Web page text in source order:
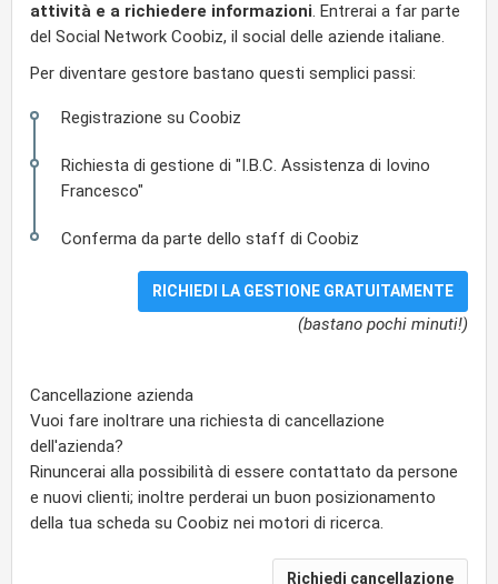
attività e a richiedere informazioni. Entrerai a far parte
del Social Network Coobiz, il social delle aziende italiane.
Per diventare gestore bastano questi semplici passi:
Registrazione su Coobiz
Richiesta di gestione di "I.B.C. Assistenza di Iovino
Francesco"
Conferma da parte dello staff di Coobiz
(bastano pochi minuti!)
Cancellazione azienda
Vuoi fare inoltrare una richiesta di cancellazione
dell'azienda?
Rinuncerai alla possibilità di essere contattato da persone
e nuovi clienti; inoltre perderai un buon posizionamento
della tua scheda su Coobiz nei motori di ricerca.